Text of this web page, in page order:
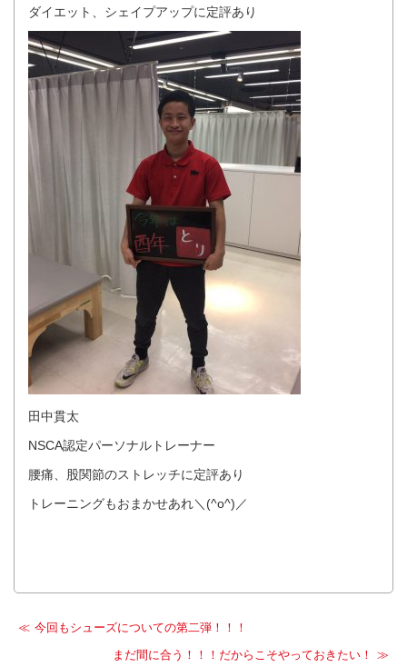
ダイエット、シェイプアップに定評あり
田中貫太
NSCA認定パーソナルトレーナー
腰痛、股関節のストレッチに定評あり
トレーニングもおまかせあれ＼(^o^)／
今回もシューズについての第二弾！！！
まだ間に合う！！！だからこそやっておきたい！